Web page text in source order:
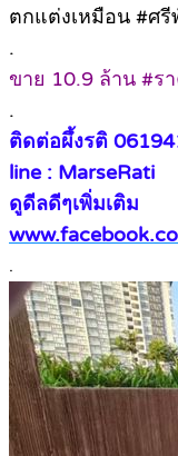
ตกแต่งเหมือน #ศรี
.
ขาย 10.9 ล้าน #ร
.
ติดต่อผึ้งรติ
line : MarseRati
ดูดีลดีๆเพิ่มเติม
.